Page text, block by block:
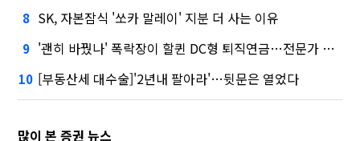
8 SK, 자본잠식 '쏘카 말레이' 지분 더 사는 이유
9 '괜히 바꿨나' 폭락장이 할퀸 DC형 퇴직연금…전문가 조언은
10 [부동산세 대수술]'2년내 팔아라'…뒷문은 열었다
많이 본 증권 뉴스